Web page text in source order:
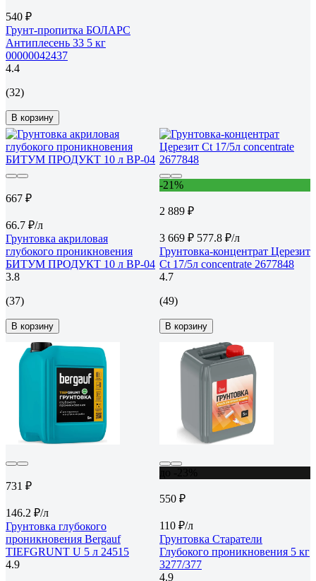
540 ₽
Грунт-пропитка БОЛАРС
Антиплесень 33 5 кг
00000042437
4.4
(32)
В корзину
667 ₽
66.7 ₽/л
Грунтовка акриловая
глубокого проникновения
БИТУМ ПРОДУКТ 10 л BP-04
3.8
(37)
В корзину
-21%
2 889 ₽
3 669 ₽ 577.8 ₽/л
Грунтовка-концентрат Церезит
Ct 17/5л concentrate 2677848
4.7
(49)
В корзину
731 ₽
146.2 ₽/л
Грунтовка глубокого
проникновения Bergauf
TIEFGRUNT U 5 л 24515
4.9
550 ₽
110 ₽/л
Грунтовка Старатели
Глубокого проникновения 5 кг
3277/377
4.9